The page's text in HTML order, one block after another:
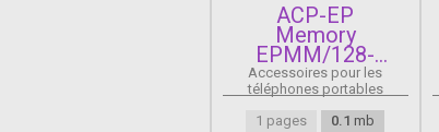
ACP-EP
Memory
EPMM/128-
MOBILE
Accessoires pour les
téléphones portables
1 pages
0.1 mb